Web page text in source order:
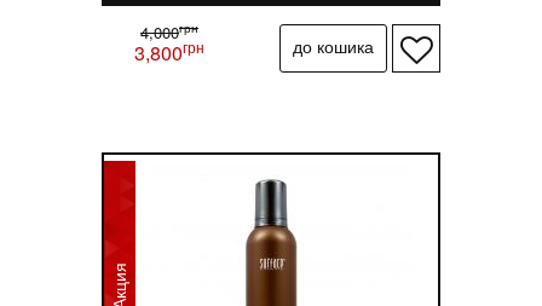
4,000грн
3,800грн
Акция